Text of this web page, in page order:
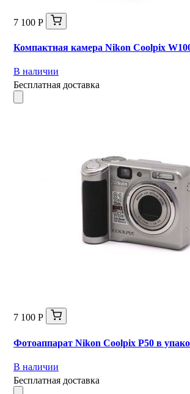
7 100 Р
Компактная камера Nikon Coolpix
В наличии
Бесплатная доставка
7 100 Р
Фотоаппарат Nikon Coolpix P50 в
В наличии
Бесплатная доставка